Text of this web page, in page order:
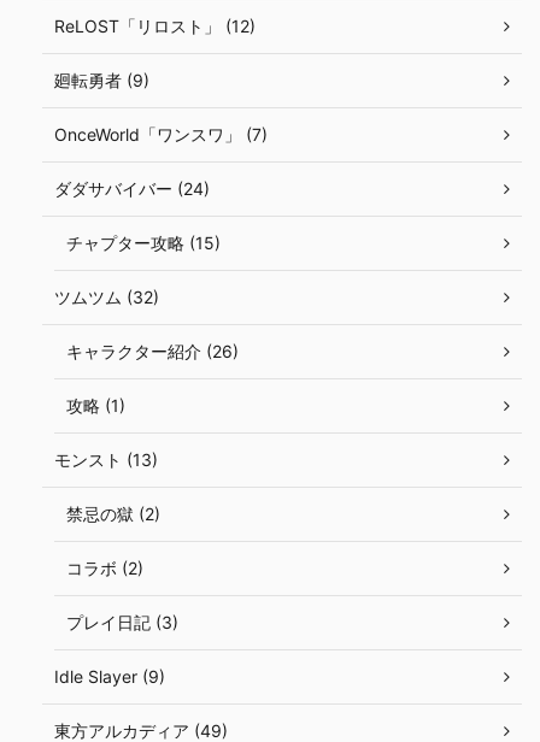
ReLOST「リロスト」 (12)
廻転勇者 (9)
OnceWorld「ワンスワ」 (7)
ダダサバイバー (24)
チャプター攻略 (15)
ツムツム (32)
キャラクター紹介 (26)
攻略 (1)
モンスト (13)
禁忌の獄 (2)
コラボ (2)
プレイ日記 (3)
Idle Slayer (9)
東方アルカディア (49)